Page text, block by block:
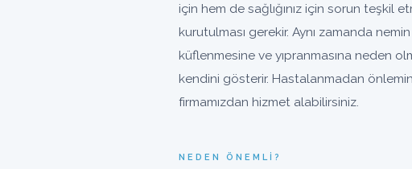
için hem de sağlığınız için sorun teşkil
kurutulması gerekir. Aynı zamanda
küflenmesine ve yıpranmasına neden
kendini gösterir. Hastalanmadan
firmamızdan hizmet alabilirsiniz.
NEDEN ÖNEMLI?